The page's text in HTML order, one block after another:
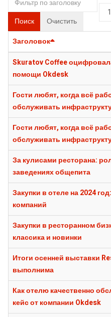
Поиск Очистить
Заголовок
Skuratov Coffee
помощи Okdesk
Гости любят, когда всё
обслуживать
Гости любят, когда всё
обслуживать
За кулисами ресторана:
заведениях общепита
Закупки в отеле на 2024
компаний
Закупки в ресторанном
классика и новинки
Итоги осенней выставки
выполнима
Как отелю качественно
кейс от компании Okdesk